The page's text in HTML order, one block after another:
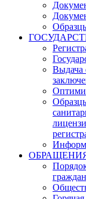
Выдача
граждан